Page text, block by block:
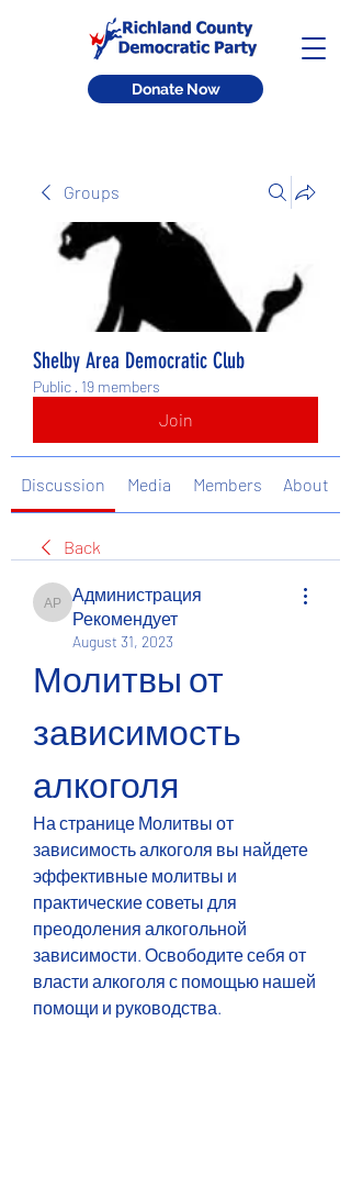
Donate Now
Groups
Shelby Area Democratic Club
Public · 19 members
Join
Discussion Media Members About
Back
Администрация Рекомендует
Администрация
Рекомендует
August 31, 2023
Молитвы от
зависимость
алкоголя
На странице Молитвы от
зависимость алкоголя вы найдете
эффективные молитвы и
практические советы для
преодоления алкогольной
зависимости. Освободите себя от
власти алкоголя с помощью нашей
помощи и руководства.